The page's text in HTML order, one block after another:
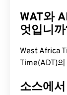
WAT와
엇입니
West Africa
Time(ADT)
소스에